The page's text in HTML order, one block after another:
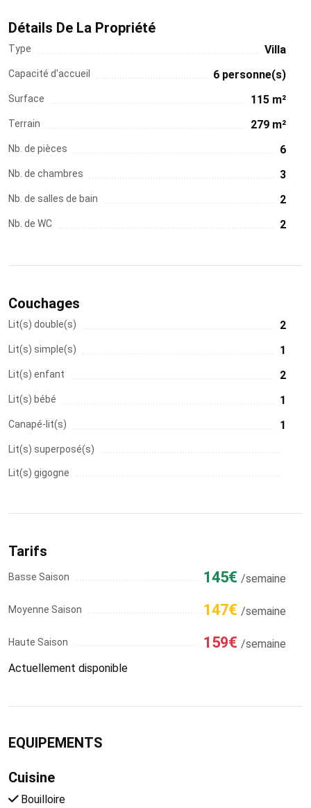
Détails De La Propriété
Type Villa
Capacité d'accueil 6 personne(s)
Surface 115 m²
Terrain 279 m²
Nb. de pièces 6
Nb. de chambres 3
Nb. de salles de bain 2
Nb. de WC 2
Couchages
Lit(s) double(s) 2
Lit(s) simple(s) 1
Lit(s) enfant 2
Lit(s) bébé 1
Canapé-lit(s) 1
Lit(s) superposé(s)
Lit(s) gigogne
Tarifs
Basse Saison 145€ /semaine
Moyenne Saison 147€ /semaine
Haute Saison 159€ /semaine
Actuellement disponible
EQUIPEMENTS
Cuisine
Bouilloire